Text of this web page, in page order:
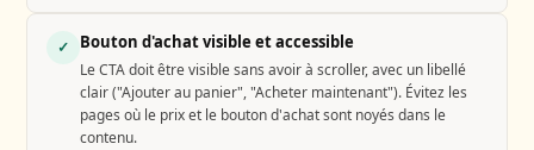
✓ Bouton d'achat visible et accessible
Le CTA doit être visible sans avoir à scroller, avec un libellé
clair ("Ajouter au panier", "Acheter maintenant"). Évitez les
pages où le prix et le bouton d'achat sont noyés dans le
contenu.